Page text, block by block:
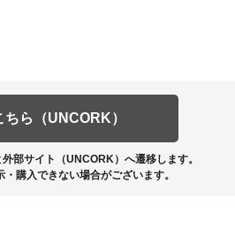
ちら（UNCORK）
部サイト（UNCORK）へ遷移します。
購入できない場合がございます。